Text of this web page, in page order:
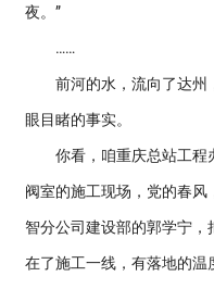
夜。”
……
前河的水，流向了达州
眼目睹的事实。
你看，咱重庆总站工程
阀室的施工现场，党的春
智分公司建设部的郭学宁
在了施工一线，有落地的温